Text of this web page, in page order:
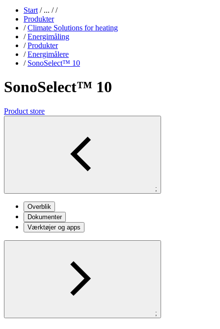
Start /... / /
Produkter
/ Climate Solutions for heating
/ Energimåling
/ Produkter
/ Energimålere
/ SonoSelect™ 10
SonoSelect™ 10
Product store
;
Overblik
Dokumenter
Værktøjer og apps
;